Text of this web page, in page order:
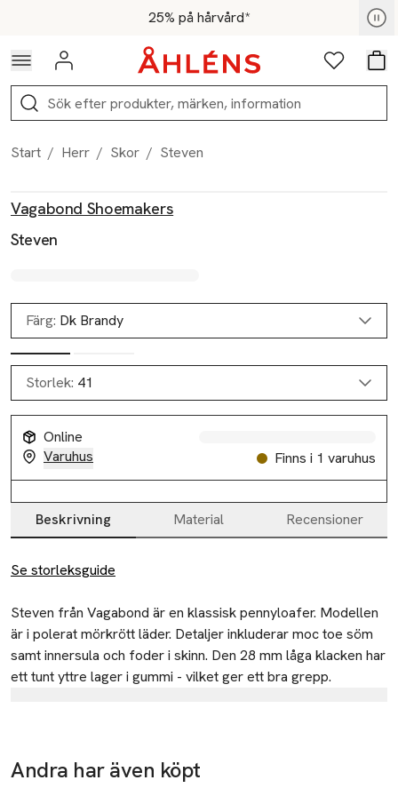
Hoppa till navigationsmenyn25% på hårvård*
För medlemmar - Shoppa nu
Logga in Favoriter
Sök
Start / Herr / Skor / Steven
Vagabond Shoemakers
Steven
Färg: Dk Brandy
Storlek: 41
Online
Varuhus
Finns i 1 varuhus
Beskrivning Material Recensioner
Beskrivning
Se storleksguide
Steven från Vagabond är en klassisk pennyloafer. Modellen
är i polerat mörkrött läder. Detaljer inkluderar moc toe söm
samt innersula och foder i skinn. Den 28 mm låga klacken har
ett tunt yttre lager i gummi - vilket ger ett bra grepp.
Birger Svenssons väg 36
432 40 Varberg
Andra har även köpt
Ta 2 betala